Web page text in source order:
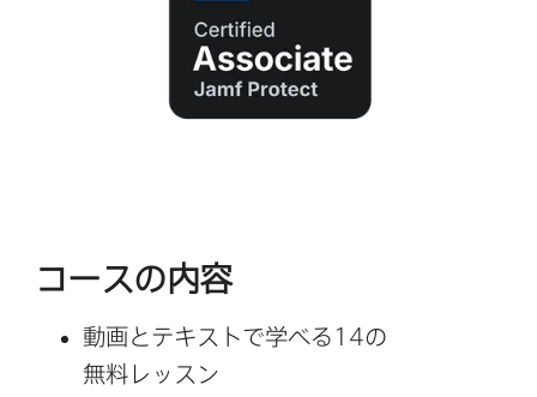
コースの​内容
動画と​テキストで​学べる 14の​
無料レッスン